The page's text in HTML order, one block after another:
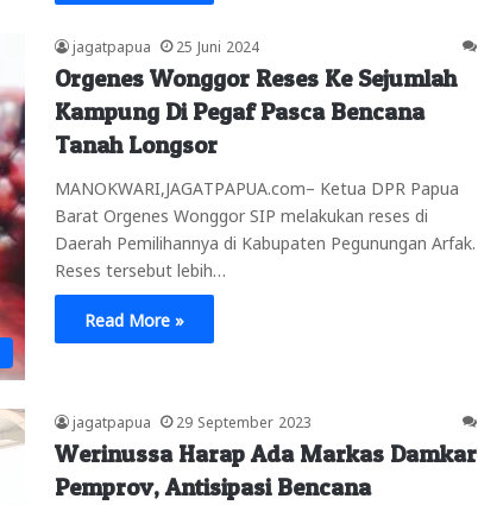
jagatpapua 25 Juni 2024
Orgenes Wonggor Reses Ke Sejumlah
Kampung Di Pegaf Pasca Bencana
Tanah Longsor
MANOKWARI,JAGATPAPUA.com– Ketua DPR Papua
Barat Orgenes Wonggor SIP melakukan reses di
Daerah Pemilihannya di Kabupaten Pegunungan Arfak.
Reses tersebut lebih…
Read More »
jagatpapua 29 September 2023
Werinussa Harap Ada Markas Damkar
Pemprov, Antisipasi Bencana